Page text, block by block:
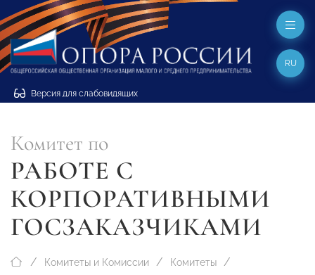
Версия для слабовидящих
RU
Комитет по
РАБОТЕ С
КОРПОРАТИВНЫМИ
ГОСЗАКАЗЧИКАМИ
Комитеты и Комиссии Комитеты